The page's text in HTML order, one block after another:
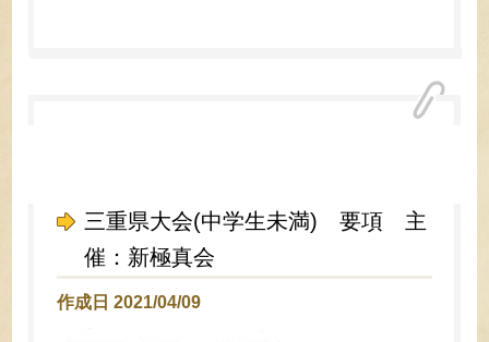
三重県大会(中学生未満) 要項 主
催：新極真会
作成日 2021/04/09